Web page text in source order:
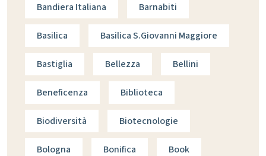
Bandiera Italiana Barnabiti
Basilica Basilica S.giovanni Maggiore
Bastiglia Bellezza Bellini
Beneficenza Biblioteca
Biodiversità Biotecnologie
Bologna Bonifica Book